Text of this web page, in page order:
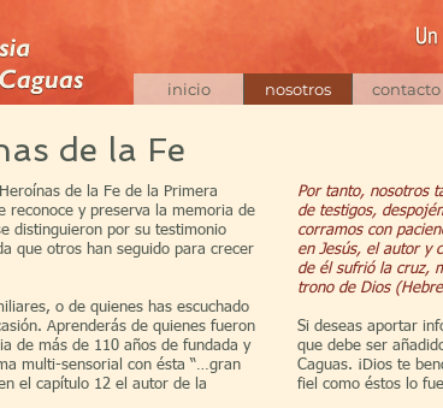
inicio nosotros contacto
de la Fe
de la Fe de la Primera
reconoce y preserva la memoria de
distinguieron por su testimonio
que otros han seguido para crecer
o de quienes has escuchado
Aprenderás de quienes fueron
de más de 110 años de fundada y
multi-sensorial con ésta “…gran
el capítulo 12 el autor de la
Por tanto, nosotros
de testigos,
corramos con
en Jesús, el autor y
de él sufrió la cruz,
trono de Dios
Si deseas aportar
que debe ser
Caguas. ¡Dios te
fiel como éstos lo